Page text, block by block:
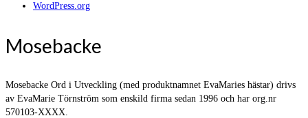
WordPress.org
Mosebacke
Mosebacke Ord i Utveckling (med produktnamnet EvaMaries hästar) drivs
av EvaMarie Törnström som enskild firma sedan 1996 och har org.nr
570103-XXXX.